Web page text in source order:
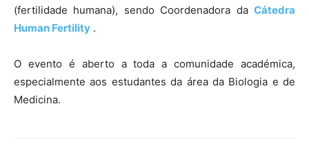
(fertilidade humana), sendo Coordenadora da Cátedra
Human Fertility .
O evento é aberto a toda a comunidade académica,
especialmente aos estudantes da área da Biologia e de
Medicina.